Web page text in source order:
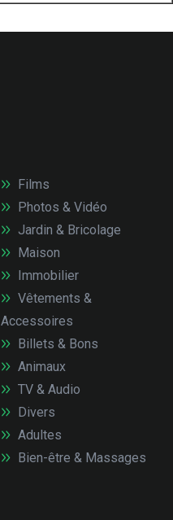
Films
Photos & Vidéo
Jardin & Bricolage
Maison
Immobilier
Vêtements &
Accessoires
Billets & Bons
Animaux
TV & Audio
Divers
Adultes
Bien-être & Massages